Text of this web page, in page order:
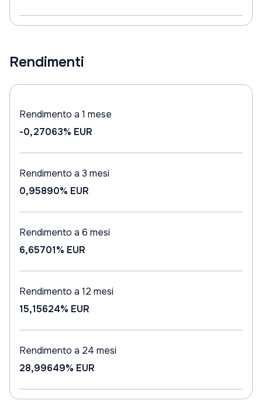
Rendimenti
Rendimento a 1 mese
-0,27063% EUR
Rendimento a 3 mesi
0,95890% EUR
Rendimento a 6 mesi
6,65701% EUR
Rendimento a 12 mesi
15,15624% EUR
Rendimento a 24 mesi
28,99649% EUR